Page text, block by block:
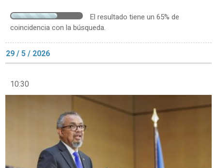
El resultado tiene un 65% de
coincidencia con la búsqueda.
29 / 5 / 2026
10:30